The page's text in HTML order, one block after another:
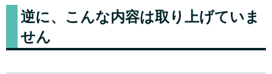
逆に、こんな内容は取り上げていま
せん